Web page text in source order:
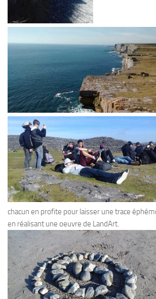
chacun en profite pour laisser une trace
en réalisant une oeuvre de LandArt.